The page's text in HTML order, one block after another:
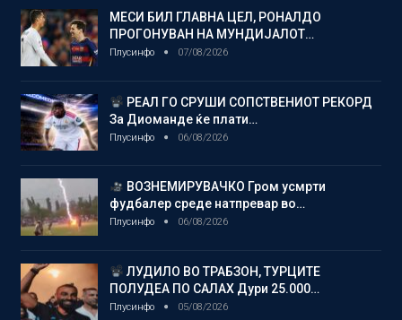
МЕСИ БИЛ ГЛАВНА ЦЕЛ, РОНАЛДО
ПРОГОНУВАН НА МУНДИЈАЛОТ…
Плусинфо 07/08/2026
РЕАЛ ГО СРУШИ СОПСТВЕНИОТ РЕКОРД
За Диоманде ќе плати…
Плусинфо 06/08/2026
ВОЗНЕМИРУВАЧКО Гром усмрти
фудбалер среде натпревар во…
Плусинфо 06/08/2026
ЛУДИЛО ВО ТРАБЗОН, ТУРЦИТЕ
ПОЛУДЕА ПО САЛАХ Дури 25.000…
Плусинфо 05/08/2026